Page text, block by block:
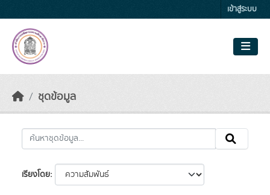
เข้าสู่ระบบ
ชุดข้อมูล
เรียงโดย